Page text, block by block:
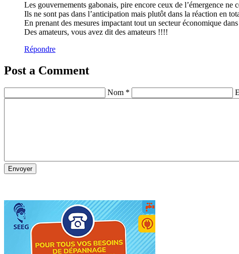
Les gouvernements gabonais, pire encore ceux de l’émergence ne
Ils ne sont pas dans l’anticipation mais plutôt dans la réaction en
En prenant des mesures impactant tout un secteur économique
Des amateurs, vous avez dit des amateurs !!!!
Répondre
Post a Comment
Nom *